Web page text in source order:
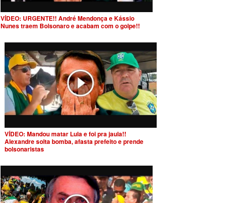
VÍDEO: URGENTE!! André Mendonça e Kássio
Nunes traem Bolsonaro e acabam com o golpe!!
VÍDEO: Mandou matar Lula e foi pra jaula!!
Alexandre solta bomba, afasta prefeito e prende
bolsonaristas